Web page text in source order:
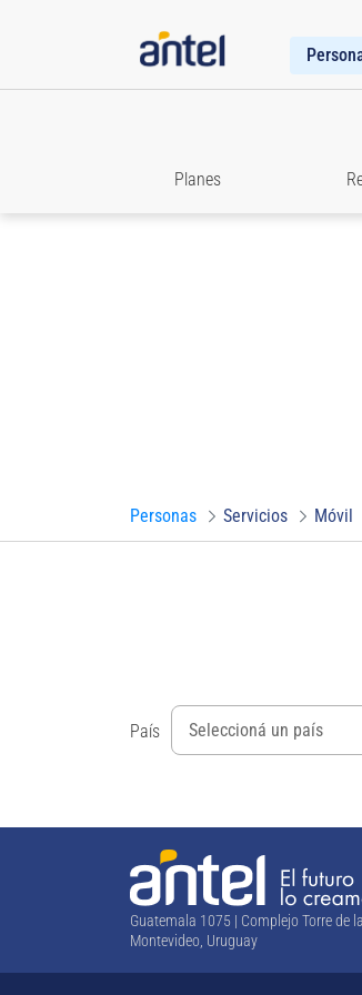
Planes
Personas Servicios Móvil
País
Guatemala 1075 | Complejo Torre de
Montevideo, Uruguay